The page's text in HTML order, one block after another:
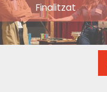
Finalitzat